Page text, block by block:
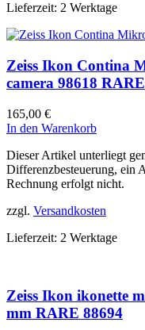
Lieferzeit: 2 Werktage
Zeiss Ikon Contina
camera 98618 RARE
165,00 €
In den Warenkorb
Dieser Artikel unterliegt
Differenzbesteuerung, ein
Rechnung erfolgt nicht.
zzgl. Versandkosten
Lieferzeit: 2 Werktage
Zeiss Ikon ikonette
mm RARE 88694